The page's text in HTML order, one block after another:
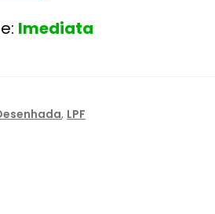
Imediata
, LPF